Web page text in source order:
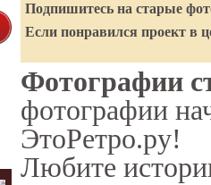
Подпишитесь на старые
Если понравился проект в
Фотографии
фотографии
ЭтоРетро.ру!
Любите